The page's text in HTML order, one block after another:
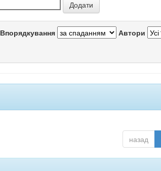
Впорядкування Автори
назад